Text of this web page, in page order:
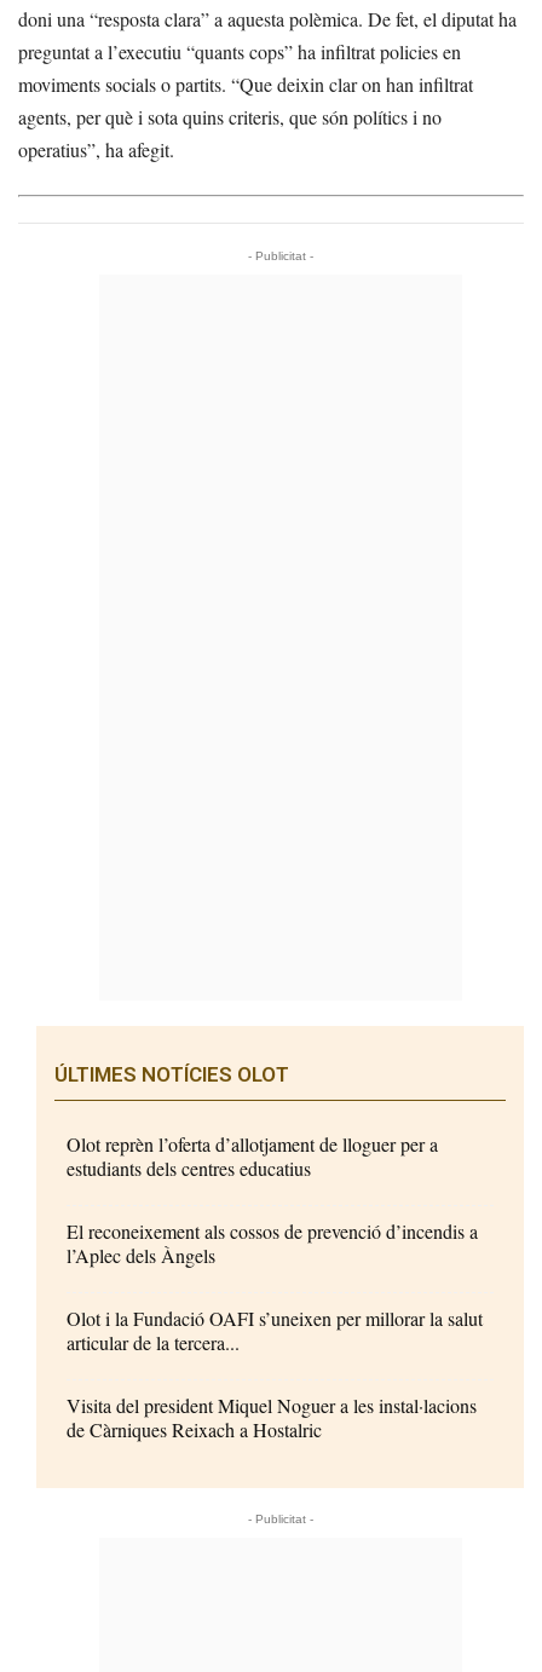
doni una “resposta clara” a aquesta polèmica. De fet, el diputat ha
preguntat a l’executiu “quants cops” ha infiltrat policies en
moviments socials o partits. “Que deixin clar on han infiltrat
agents, per què i sota quins criteris, que són polítics i no
operatius”, ha afegit.
- Publicitat -
ÚLTIMES NOTÍCIES OLOT
Olot reprèn l’oferta d’allotjament de lloguer per a
estudiants dels centres educatius
El reconeixement als cossos de prevenció d’incendis a
l’Aplec dels Àngels
Olot i la Fundació OAFI s’uneixen per millorar la salut
articular de la tercera...
Visita del president Miquel Noguer a les instal·lacions
de Càrniques Reixach a Hostalric
- Publicitat -